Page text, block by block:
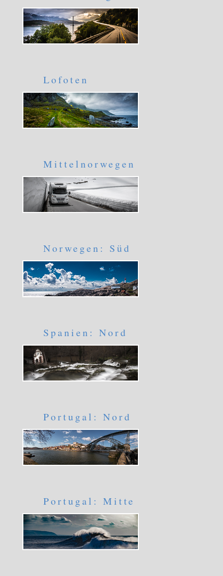
Lofoten
Mittelnorwegen
Norwegen: Süd
Spanien: Nord
Portugal: Nord
Portugal: Mitte